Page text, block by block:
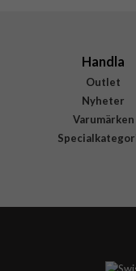
Handla
Outlet
Nyheter
Varumärken